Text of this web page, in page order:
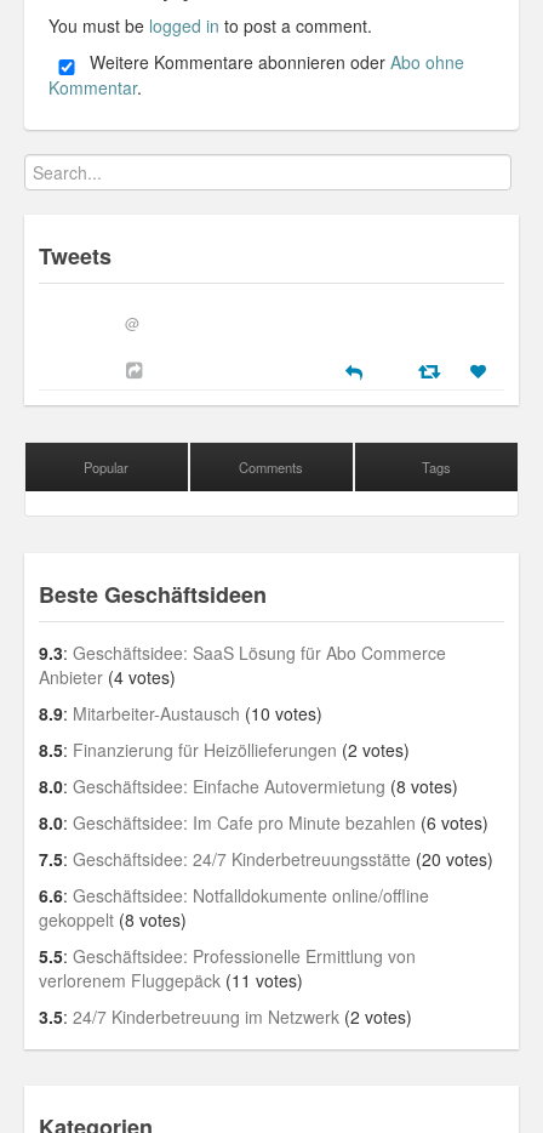
You must be logged in to post a comment.
Weitere Kommentare abonnieren oder Abo ohne
Kommentar.
Tweets
@
Popular Comments Tags
Beste Geschäftsideen
9.3: Geschäftsidee: SaaS Lösung für Abo Commerce
Anbieter (4 votes)
8.9: Mitarbeiter-Austausch (10 votes)
8.5: Finanzierung für Heizöllieferungen (2 votes)
8.0: Geschäftsidee: Einfache Autovermietung (8 votes)
8.0: Geschäftsidee: Im Cafe pro Minute bezahlen (6 votes)
7.5: Geschäftsidee: 24/7 Kinderbetreuungsstätte (20 votes)
6.6: Geschäftsidee: Notfalldokumente online/offline
gekoppelt (8 votes)
5.5: Geschäftsidee: Professionelle Ermittlung von
verlorenem Fluggepäck (11 votes)
3.5: 24/7 Kinderbetreuung im Netzwerk (2 votes)